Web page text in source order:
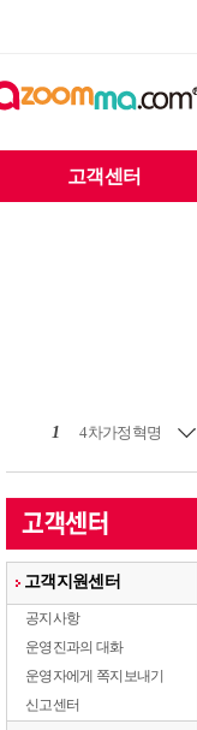
고객센터
1 4차가정혁명
고객지원센터
공지사항
운영진과의 대화
운영자에게 쪽지보내기
신고센터